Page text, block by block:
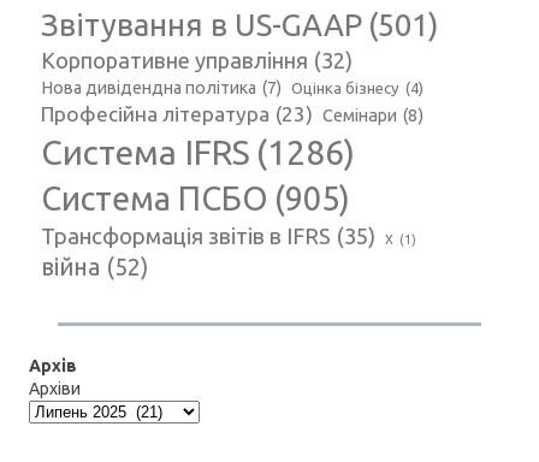
Звітування в US-GAAP (501)
Корпоративне управління (32)
Нова дивідендна політика (7) Оцінка бізнесу (4)
Професійна література (23) Семінари (8)
Система IFRS (1286)
Система ПСБО (905)
Трансформація звітів в IFRS (35) Х (1)
війна (52)
Архів
Архіви